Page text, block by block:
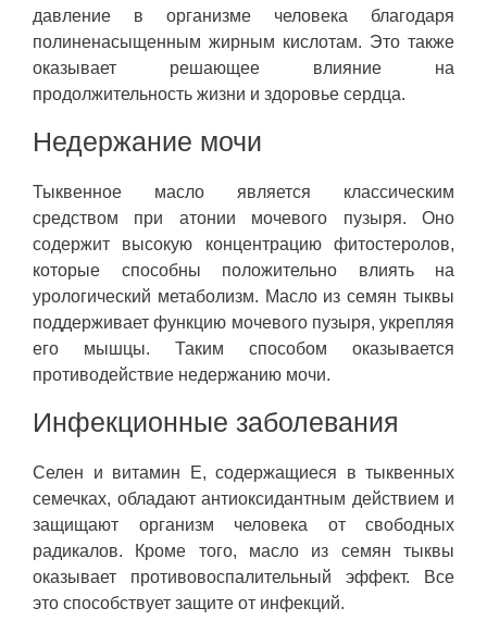
давление в организме человека благодаря
полиненасыщенным жирным кислотам. Это также
оказывает решающее влияние на
продолжительность жизни и здоровье сердца.
Недержание мочи
Тыквенное масло является классическим
средством при атонии мочевого пузыря. Оно
содержит высокую концентрацию фитостеролов,
которые способны положительно влиять на
урологический метаболизм. Масло из семян тыквы
поддерживает функцию мочевого пузыря, укрепляя
его мышцы. Таким способом оказывается
противодействие недержанию мочи.
Инфекционные заболевания
Селен и витамин Е, содержащиеся в тыквенных
семечках, обладают антиоксидантным действием и
защищают организм человека от свободных
радикалов. Кроме того, масло из семян тыквы
оказывает противовоспалительный эффект. Все
это способствует защите от инфекций.